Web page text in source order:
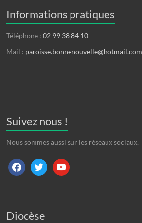
Informations pratiques
Téléphone :02 99 38 84 10
Mail : paroisse.bonnenouvelle@hotmail.com
Suivez nous !
Nous sommes aussi sur les réseaux sociaux.
facebooktwitter youtube
Diocèse